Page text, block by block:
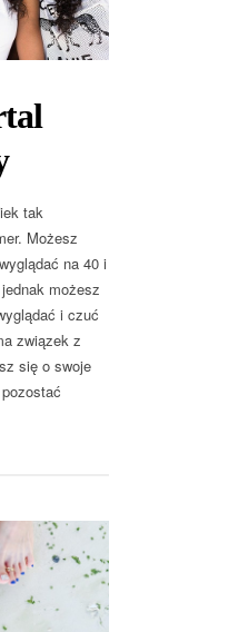
tak
Możesz
na 40 i
możesz
i czuć
związek z
się o swoje